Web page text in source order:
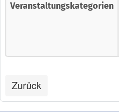
Veranstaltungskategorien
Zurück